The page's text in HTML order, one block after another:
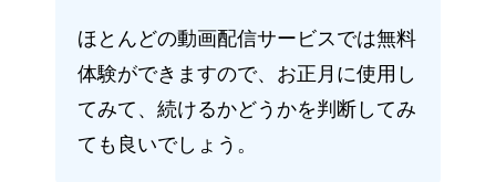
ほとんどの動画配信サービスでは無料
体験ができますので、お正月に使用し
てみて、続けるかどうかを判断してみ
ても良いでしょう。